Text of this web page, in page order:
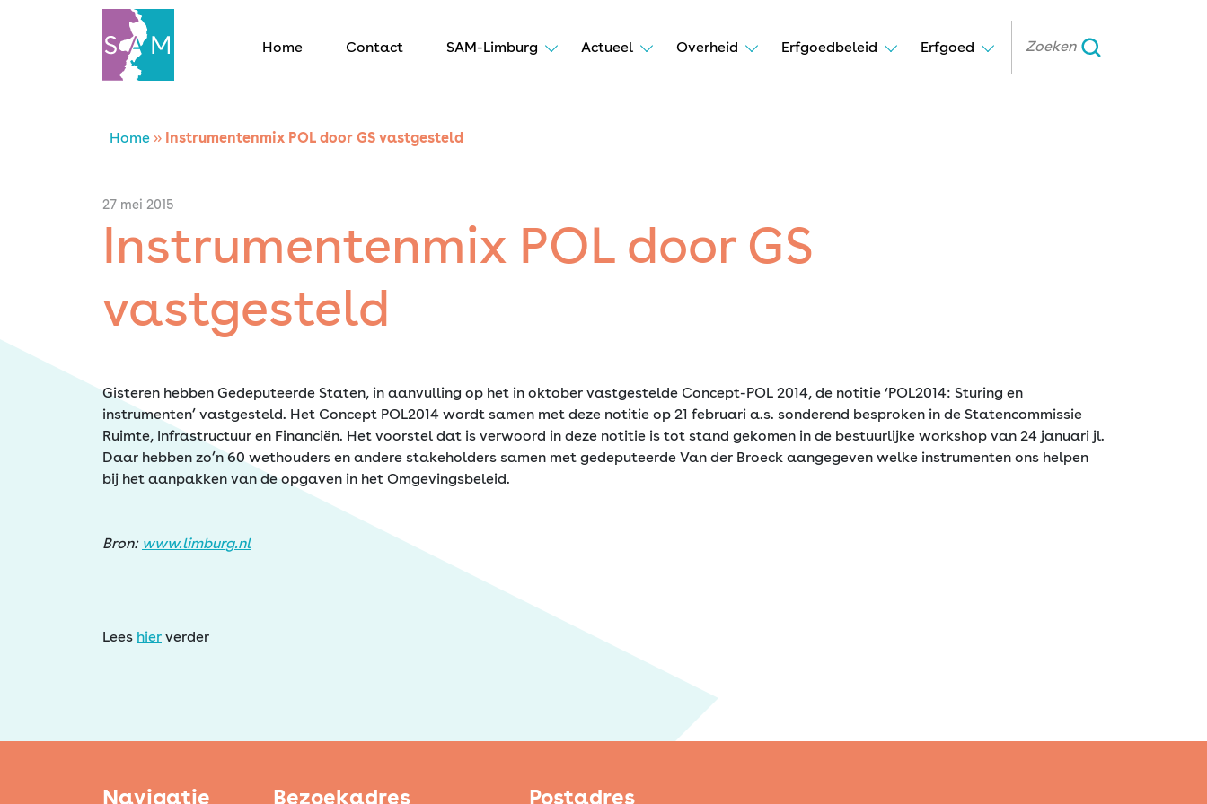
Home Contact SAM-Limburg Actueel Overheid Erfgoedbeleid Erfgoed
Home
Contact
SAM Limburg
Actueel
Overheid
Erfgoed
Home » Instrumentenmix POL door GS vastgesteld
27 mei 2015
Instrumentenmix POL door GS
vastgesteld
Gisteren hebben Gedeputeerde Staten, in aanvulling op het in oktober vastgestelde Concept-POL 2014, de notitie ‘POL2014: Sturing en
instrumenten’ vastgesteld. Het Concept POL2014 wordt samen met deze notitie op 21 februari a.s. sonderend besproken in de Statencommissie
Ruimte, Infrastructuur en Financiën. Het voorstel dat is verwoord in deze notitie is tot stand gekomen in de bestuurlijke workshop van 24 januari jl.
Daar hebben zo’n 60 wethouders en andere stakeholders samen met gedeputeerde Van der Broeck aangegeven welke instrumenten ons helpen
bij het aanpakken van de opgaven in het Omgevingsbeleid.
Bron: www.limburg.nl
Lees hier verder
Navigatie Bezoekadres Postadres